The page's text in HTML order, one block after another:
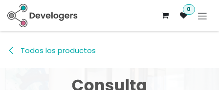
Ir al contenido 0
Todos los productos